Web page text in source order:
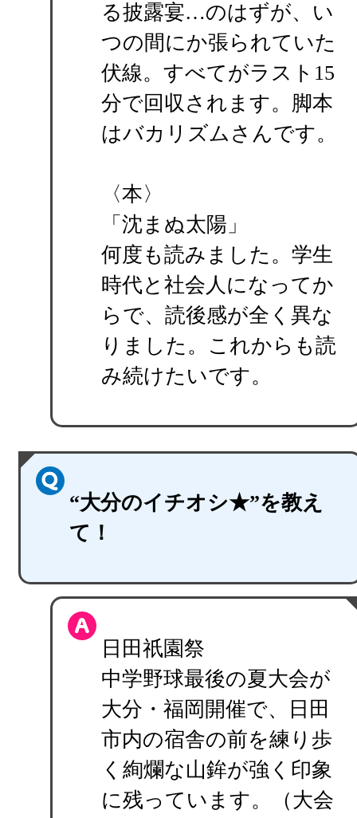
る披露宴…のはずが、い
つの間にか張られていた
伏線。すべてがラスト15
分で回収されます。脚本
はバカリズムさんです。
〈本〉
「沈まぬ太陽」
何度も読みました。学生
時代と社会人になってか
らで、読後感が全く異な
りました。これからも読
み続けたいです。
“大分のイチオシ★”を教え
て！
日田祇園祭
中学野球最後の夏大会が
大分・福岡開催で、日田
市内の宿舎の前を練り歩
く絢爛な山鉾が強く印象
に残っています。（大会